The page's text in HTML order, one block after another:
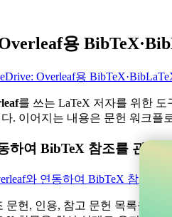
용
Overleaf용
를 쓰는 LaTeX 저자를 위한 도
. 이어지는 내용은 문헌 워크플
하여 BibTeX 참조를 관리
와 연동하여 BibTeX 참조를
문헌, 인용, 참고 문헌 목록을 관